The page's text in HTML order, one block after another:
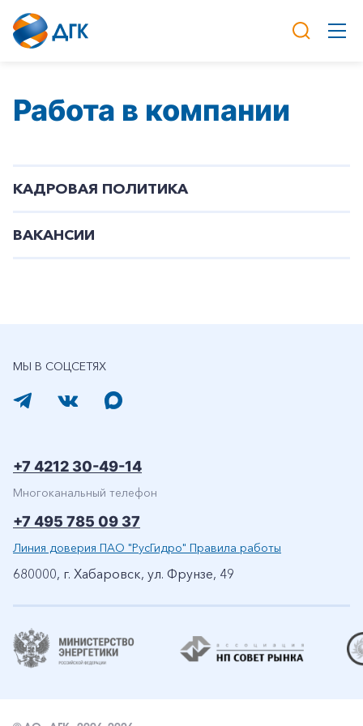
Работа в компании
КАДРОВАЯ ПОЛИТИКА
ВАКАНСИИ
МЫ В СОЦСЕТЯХ
+7 4212 30-49-14
Многоканальный телефон
+7 495 785 09 37
Линия доверия ПАО "РусГидро" Правила работы
680000, г. Хабаровск, ул. Фрунзе, 49